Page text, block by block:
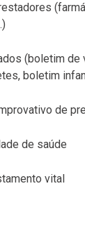
(boletim de
boletim
de
de saúde
vital